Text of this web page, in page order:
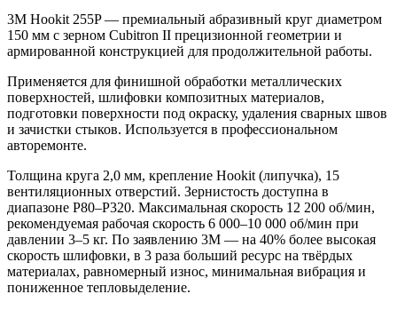
3M Hookit 255P — премиальный абразивный круг диаметром
150 мм с зерном Cubitron II прецизионной геометрии и
армированной конструкцией для продолжительной работы.
Применяется для финишной обработки металлических
поверхностей, шлифовки композитных материалов,
подготовки поверхности под окраску, удаления сварных швов
и зачистки стыков. Используется в профессиональном
авторемонте.
Толщина круга 2,0 мм, крепление Hookit (липучка), 15
вентиляционных отверстий. Зернистость доступна в
диапазоне P80–P320. Максимальная скорость 12 200 об/мин,
рекомендуемая рабочая скорость 6 000–10 000 об/мин при
давлении 3–5 кг. По заявлению 3M — на 40% более высокая
скорость шлифовки, в 3 раза больший ресурс на твёрдых
материалах, равномерный износ, минимальная вибрация и
пониженное тепловыделение.